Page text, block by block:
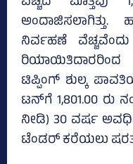
ನಿರ್ವಹಣೆ ವೆಚ್ಚವೆಂದು
ರಿಯಾಯಿತಿದಾರರಿಂದ
ಟಿಪ್ಪಿಂಗ್‌ ಶುಲ್ಕ
ಟನ್‌ಗೆ 1,801.00 ರು
ನೀಡಿ) 30 ವರ್ಷ
ಟೆಂಡರ್ ಕರೆಯಲು